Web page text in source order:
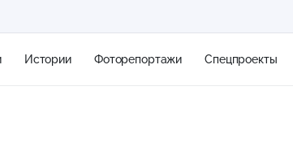
Истории Фоторепортажи Спецпроекты